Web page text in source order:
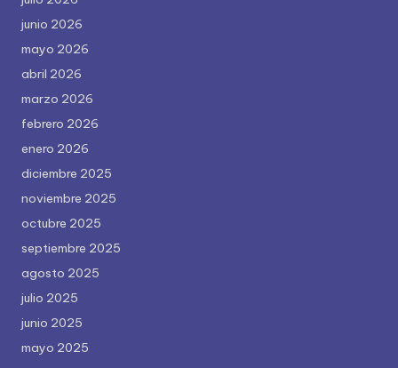
junio 2026
mayo 2026
abril 2026
marzo 2026
febrero 2026
enero 2026
diciembre 2025
noviembre 2025
octubre 2025
septiembre 2025
agosto 2025
julio 2025
junio 2025
mayo 2025